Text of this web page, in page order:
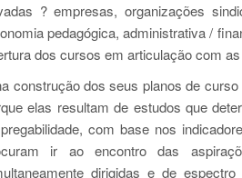
? empresas, organizações
pedagógica, administrativa /
dos cursos em articulação com
construção dos seus planos de
elas resultam de estudos que
com base nos
ir ao encontro das
dirigidas e de